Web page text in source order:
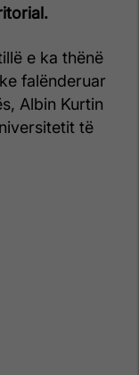
e ka thënë
falënderuar
Albin Kurtin
të